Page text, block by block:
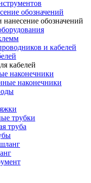
обозначений
обозначений
и кабелей
кабелей
наконечники
наконечники
трубки
труба